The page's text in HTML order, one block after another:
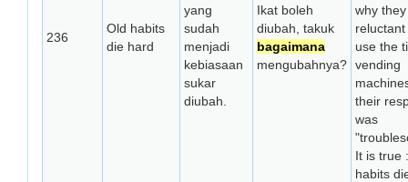
236
Old habits
die hard
yang
sudah
menjadi
kebiasaan
sukar
diubah.
Ikat boleh
diubah, takuk
bagaimana
mengubahnya?
why
reluctant
use the
vending
their
was
It is true
habits